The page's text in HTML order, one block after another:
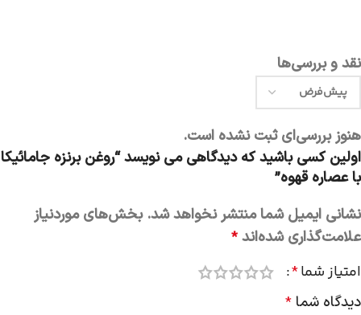
نقد و بررسی‌ها
هنوز بررسی‌ای ثبت نشده است.
اولین کسی باشید که دیدگاهی می نویسد “روغن برنزه جامائیکا
با عصاره قهوه”
نشانی ایمیل شما منتشر نخواهد شد. بخش‌های موردنیاز
علامت‌گذاری شده‌اند *
امتیاز شما*
دیدگاه شما *